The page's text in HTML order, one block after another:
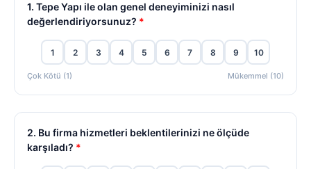
1. Tepe Yapı ile olan genel deneyiminizi nasıl
değerlendiriyorsunuz? *
1 2 3 4 5 6 7 8 9 10
Çok Kötü (1) Mükemmel (10)
2. Bu firma hizmetleri beklentilerinizi ne ölçüde
karşıladı? *